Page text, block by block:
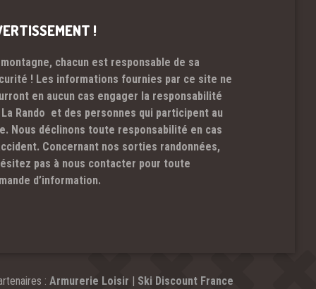
!
montagne, chacun est responsable de sa
! Les informations fournies par ce site ne
en aucun cas engager la responsabilité
Rando et des personnes qui participent au
Nous déclinons toute responsabilité en cas
Concernant nos sorties randonnées,
pas à nous contacter pour toute
d’information.
: Armurerie Loisir | Ski Discount France